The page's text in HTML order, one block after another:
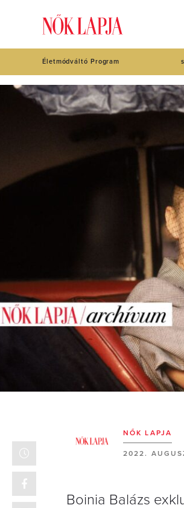
Életmódváltó Program
NŐK LAPJA
2022.
Boinia Balázs